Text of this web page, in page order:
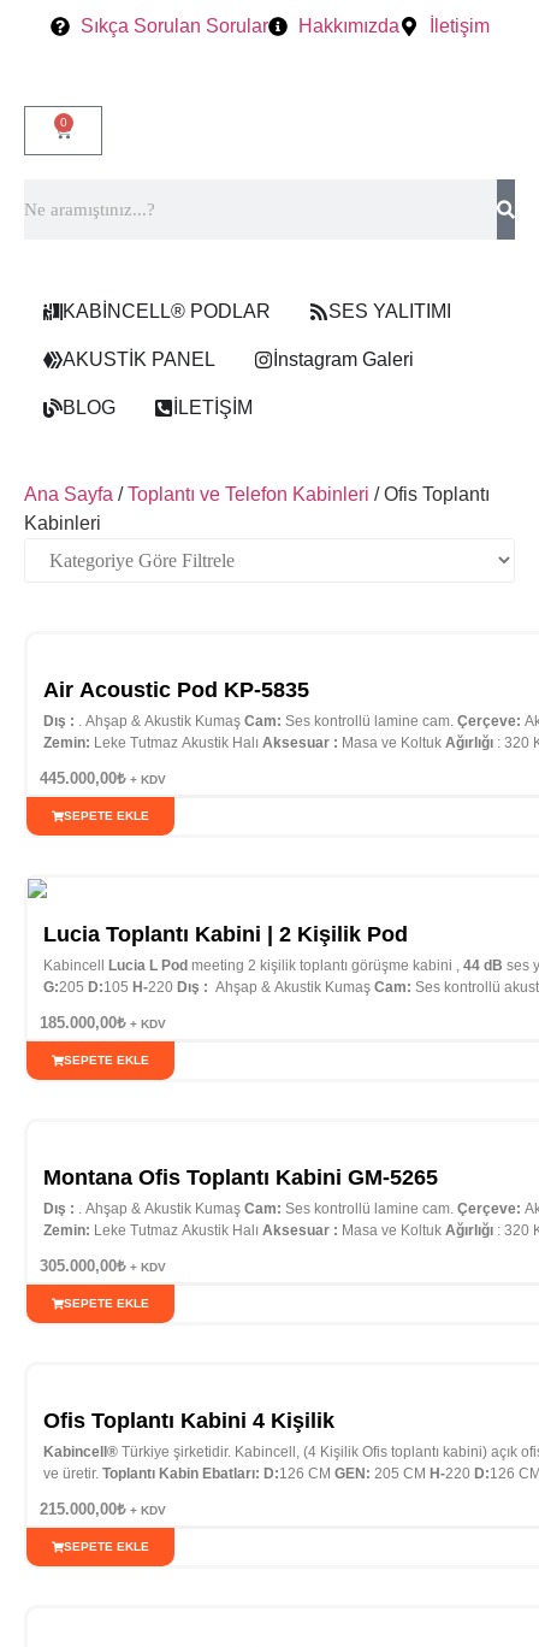
Sıkça Sorulan Sorular Hakkımızda İletişim
0
KABİNCELL® PODLAR SES YALITIMI
AKUSTİK PANEL İnstagram Galeri
BLOG İLETİŞİM
Ana Sayfa /Toplantı ve Telefon Kabinleri / Ofis Toplantı
Kabinleri
Air Acoustic Pod KP-5835
Dış : . Ahşap & Akustik Kumaş Cam: Ses kontrollü lamine cam. Çerçeve:
Zemin: Leke Tutmaz Akustik Halı Aksesuar : Masa ve Koltuk Ağırlığı : 320
445.000,00₺ + KDV
SEPETE EKLE
Lucia Toplantı Kabini | 2 Kişilik Pod
Kabincell Lucia L Pod meeting 2 kişilik toplantı görüşme kabini , 44 dB ses
G:205 D:105 H-220 Dış : Ahşap & Akustik Kumaş Cam: Ses kontrollü
:10 YılTeslimat:1 Hafta
185.000,00₺ + KDV
SEPETE EKLE
Montana Ofis Toplantı Kabini GM-5265
Dış : . Ahşap & Akustik Kumaş Cam: Ses kontrollü lamine cam. Çerçeve:
Zemin: Leke Tutmaz Akustik Halı Aksesuar : Masa ve Koltuk Ağırlığı : 320
305.000,00₺ + KDV
SEPETE EKLE
Ofis Toplantı Kabini 4 Kişilik
Kabincell® Türkiye şirketidir. Kabincell, (4 Kişilik Ofis toplantı kabini) açık
ve üretir. Toplantı Kabin Ebatları: D:126 CM GEN: 205 CM H-220 D:126
215.000,00₺ + KDV
SEPETE EKLE